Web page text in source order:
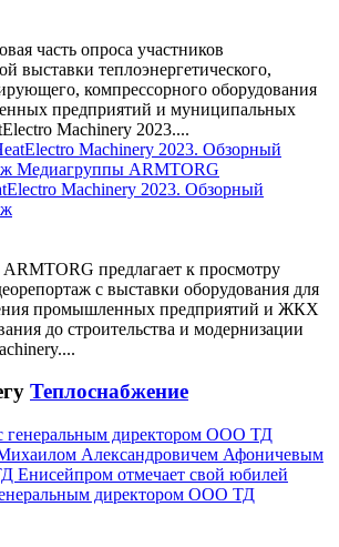
часть опроса участников
выставки теплоэнергетического,
компрессорного оборудования
предприятий и муниципальных
Machinery 2023....
Machinery 2023. Обзорный
предлагает к просмотру
с выставки оборудования для
промышленных предприятий и ЖКХ
до строительства и модернизации
Теплоснабжение
директором ООО ТД